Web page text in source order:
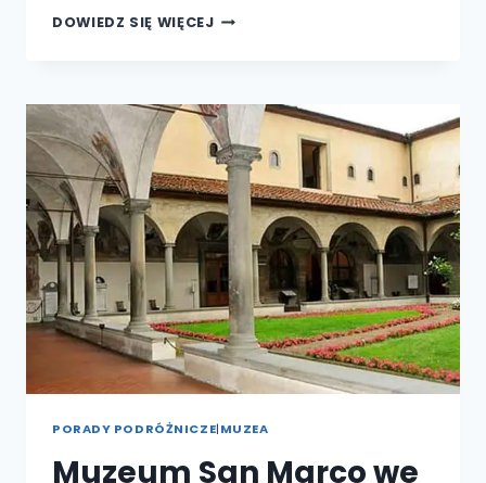
DOWIEDZ SIĘ WIĘCEJOTO
FLORENCKICH
UROCZYSTOŚCIACH
ŚWIĄTECZNYCH
PORADY PODRÓŻNICZE|MUZEA
Muzeum San Marco we